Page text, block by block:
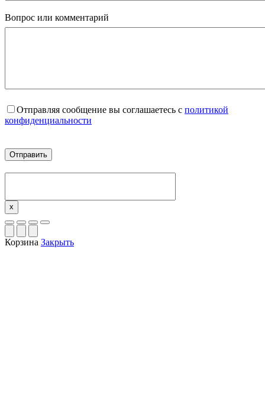
Вопрос или комментарий
Отправляя сообщение вы соглашаетесь с политикой
конфиденциальности
x
Корзина Закрыть